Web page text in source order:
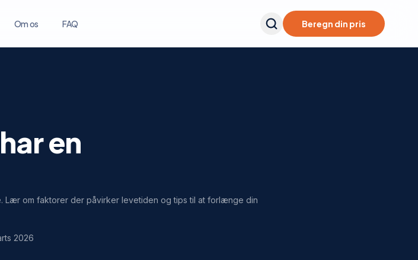
Om os FAQ Beregn din pris
en
Lær om faktorer der påvirker levetiden og tips til at forlænge din
2026